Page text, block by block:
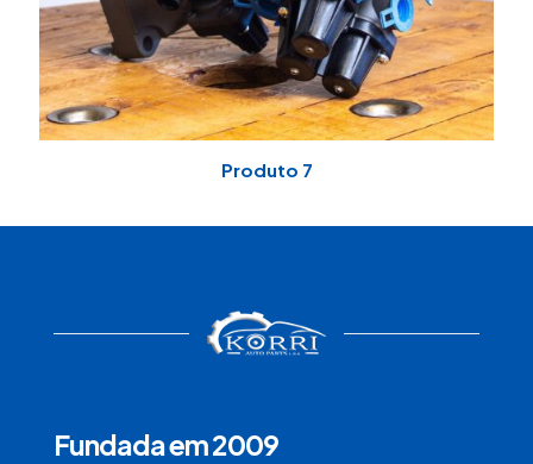
Produto 7
Fundada em 2009